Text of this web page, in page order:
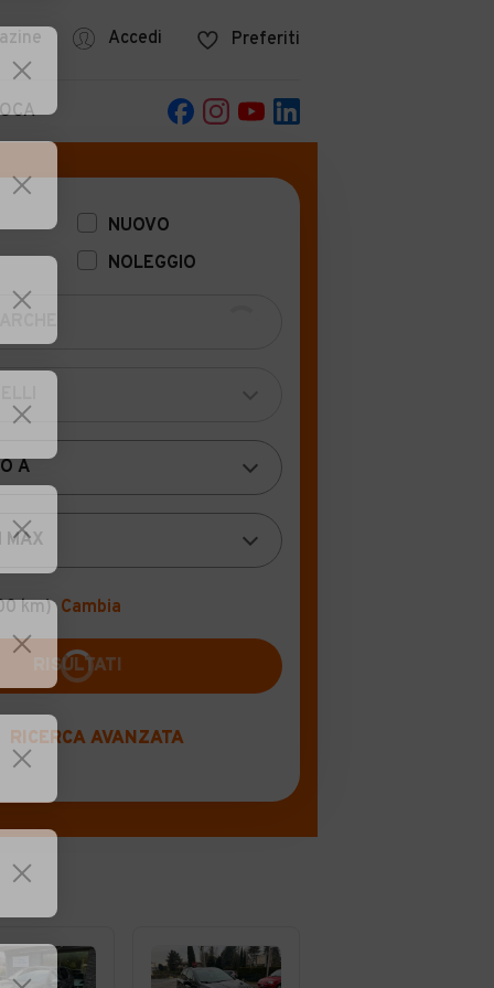
Accedi Preferiti
NUOVO
NOLEGGIO
km) Cambia
RICERCA AVANZATA